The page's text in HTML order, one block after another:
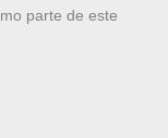
parte de este